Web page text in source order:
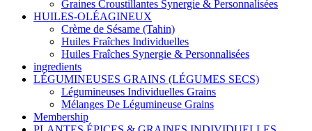
Graines Croustillantes Synergie & Personnalisées
HUILES-OLÉAGINEUX
Crème de Sésame (Tahin)
Huiles Fraîches Individuelles
Huiles Fraîches Synergie & Personnalisées
ingredients
LÉGUMINEUSES GRAINS (LÉGUMES SECS)
Légumineuses Individuelles Grains
Mélanges De Légumineuse Grains
Membership